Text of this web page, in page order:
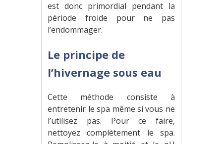
est donc primordial pendant la
période froide pour ne pas
l’endommager.
Le principe de
l’hivernage sous eau
Cette méthode consiste à
entretenir le spa même si vous ne
l’utilisez pas. Pour ce faire,
nettoyez complètement le spa.